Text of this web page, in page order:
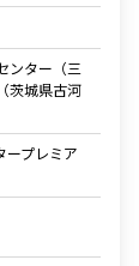
ンター（三
茨城県古河
ープレミア